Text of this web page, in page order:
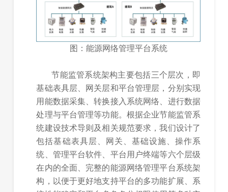
图：能源网络管理平台系统
节能监管系统架构主要包括三个层次，即
基础表具层、网关层和平台管理层，分别实现
用能数据采集、转换接入系统网络、进行数据
处理与平台管理等功能。根据企业节能监管系
统建设技术导则及相关规范要求，我们设计了
包括基础表具层、网关、基础设施、操作系
统、管理平台软件、平台用户终端等六个层级
在内的全面、完整的能源网络管理平台系统架
构，以便于更好地支持平台的多功能扩展、系